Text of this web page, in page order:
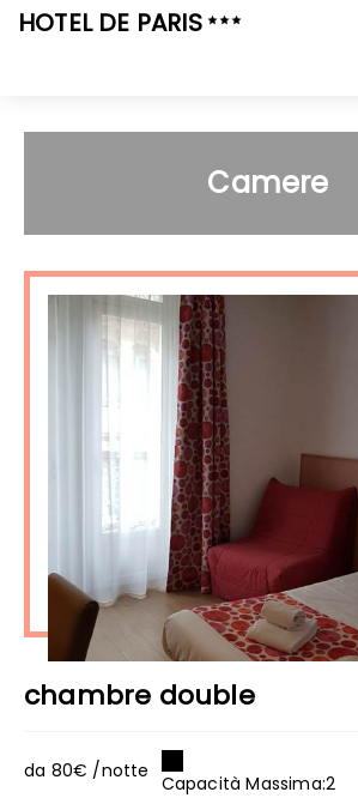
HOTEL DE PARIS
Camere
chambre double
da 80€ /notte
Capacità Massima:2